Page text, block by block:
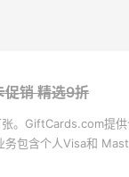
促销精选9折
。GiftCards.com提供
务包含个人Visa和
Home Depot,
日
美网2026黑五海淘活